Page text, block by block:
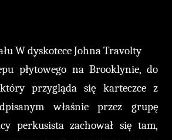
W dyskotece Johna Travolty
płytowego na Brooklynie, do
przygląda się karteczce z
właśnie przez grupę
perkusista zachował się tam,